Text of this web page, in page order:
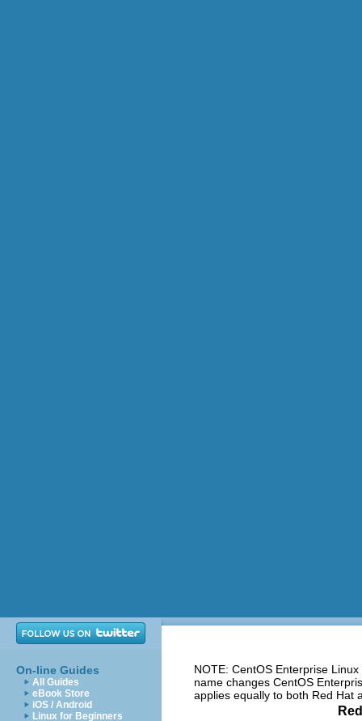
On-line Guides
All Guides
eBook Store
iOS / Android
Linux for Beginners
NOTE: CentOS Enterprise
name changes CentOS
applies equally to both Red Hat